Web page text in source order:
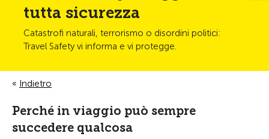
tutta sicurezza
Catastrofi naturali, terrorismo o disordini politici:
Travel Safety vi informa e vi protegge.
Indietro
Perché in viaggio può sempre
succedere qualcosa